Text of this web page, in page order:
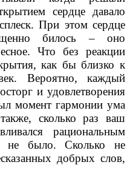
сердце давало
При этом сердце
билось – оно
Что без реакции
как бы близко к
Вероятно, каждый
и удовлетворения
момент гармонии ума
сколько раз ваш
рациональным
не было. Сколько не
добрых слов,